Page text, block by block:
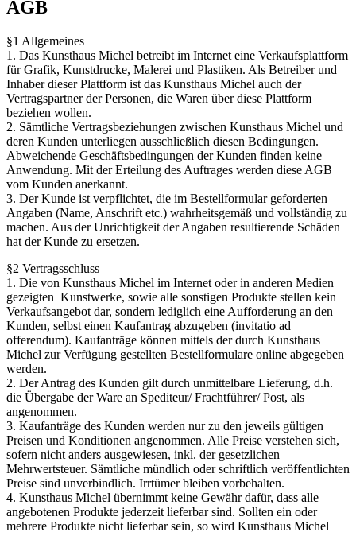
AGB
§1 Allgemeines
1. Das Kunsthaus Michel betreibt im Internet eine Verkaufsplattform
für Grafik, Kunstdrucke, Malerei und Plastiken. Als Betreiber und
Inhaber dieser Plattform ist das Kunsthaus Michel auch der
Vertragspartner der Personen, die Waren über diese Plattform
beziehen wollen.
2. Sämtliche Vertragsbeziehungen zwischen Kunsthaus Michel und
deren Kunden unterliegen ausschließlich diesen Bedingungen.
Abweichende Geschäftsbedingungen der Kunden finden keine
Anwendung. Mit der Erteilung des Auftrages werden diese AGB
vom Kunden anerkannt.
3. Der Kunde ist verpflichtet, die im Bestellformular geforderten
Angaben (Name, Anschrift etc.) wahrheitsgemäß und vollständig zu
machen. Aus der Unrichtigkeit der Angaben resultierende Schäden
hat der Kunde zu ersetzen.
§2 Vertragsschluss
1. Die von Kunsthaus Michel im Internet oder in anderen Medien
gezeigten Kunstwerke, sowie alle sonstigen Produkte stellen kein
Verkaufsangebot dar, sondern lediglich eine Aufforderung an den
Kunden, selbst einen Kaufantrag abzugeben (invitatio ad
offerendum). Kaufanträge können mittels der durch Kunsthaus
Michel zur Verfügung gestellten Bestellformulare online abgegeben
werden.
2. Der Antrag des Kunden gilt durch unmittelbare Lieferung, d.h.
die Übergabe der Ware an Spediteur/ Frachtführer/ Post, als
angenommen.
3. Kaufanträge des Kunden werden nur zu den jeweils gültigen
Preisen und Konditionen angenommen. Alle Preise verstehen sich,
sofern nicht anders ausgewiesen, inkl. der gesetzlichen
Mehrwertsteuer. Sämtliche mündlich oder schriftlich veröffentlichten
Preise sind unverbindlich. Irrtümer bleiben vorbehalten.
4. Kunsthaus Michel übernimmt keine Gewähr dafür, dass alle
angebotenen Produkte jederzeit lieferbar sind. Sollten ein oder
mehrere Produkte nicht lieferbar sein, so wird Kunsthaus Michel